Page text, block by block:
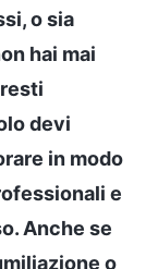
o sia
hai mai
devi
in modo
e
Anche se
o